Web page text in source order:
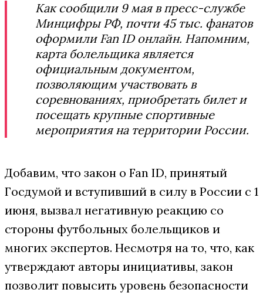
Как сообщили 9 мая в пресс-службе
Минцифры РФ, почти 45 тыс. фанатов
оформили Fan ID онлайн. Напомним,
карта болельщика является
официальным документом,
позволяющим участвовать в
соревнованиях, приобретать билет и
посещать крупные спортивные
мероприятия на территории России.
Добавим, что закон о Fan ID, принятый
Госдумой и вступивший в силу в России с 1
июня, вызвал негативную реакцию со
стороны футбольных болельщиков и
многих экспертов. Несмотря на то, что, как
утверждают авторы инициативы, закон
позволит повысить уровень безопасности